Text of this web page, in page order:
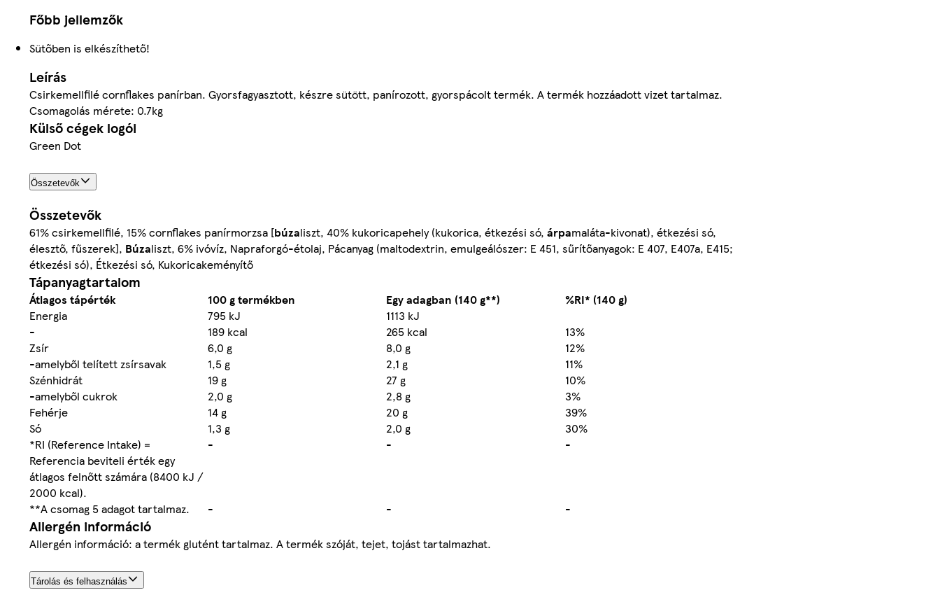
Főbb jellemzők
Sütőben is elkészíthető!
Leírás
Csirkemellfilé cornflakes panírban. Gyorsfagyasztott, készre sütött, panírozott, gyorspácolt termék. A termék hozzáadott vizet tartalmaz.
Csomagolás mérete: 0.7kg
Külső cégek logói
Green Dot
Összetevők
Összetevők
61% csirkemellfilé, 15% cornflakes panírmorzsa [búzaliszt, 40% kukoricapehely (kukorica, étkezési só, árpamaláta-kivonat), étkezési só,
élesztő, fűszerek], Búzaliszt, 6% ivóvíz, Napraforgó-étolaj, Pácanyag (maltodextrin, emulgeálószer: E 451, sűrítőanyagok: E 407, E407a, E415;
étkezési só), Étkezési só, Kukoricakeményítő
Tápanyagtartalom
Átlagos tápérték 100 g termékben Egy adagban (140 g**)
%RI* (140 g)
Energia
795 kJ
1113 kJ
-
189 kcal 265 kcal
13%
Zsír
6,0 g 8,0 g
12%
-amelyből telített zsírsavak
1,5 g 2,1 g
11%
Szénhidrát
19 g 27 g
10%
-amelyből cukrok
2,0 g 2,8 g
3%
Fehérje
14 g 20 g
39%
Só
1,3 g 2,0 g
30%
*RI (Reference Intake) =
Referencia beviteli érték egy
átlagos felnőtt számára (8400 kJ /
2000 kcal).
- - -
**A csomag 5 adagot tartalmaz. - - -
Allergén információ
Allergén információ: a termék glutént tartalmaz. A termék szóját, tejet, tojást tartalmazhat.
Tárolás és felhasználás